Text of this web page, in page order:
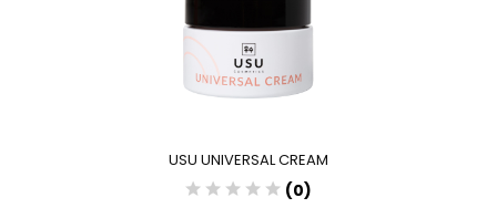
USU UNIVERSAL CREAM
(0)